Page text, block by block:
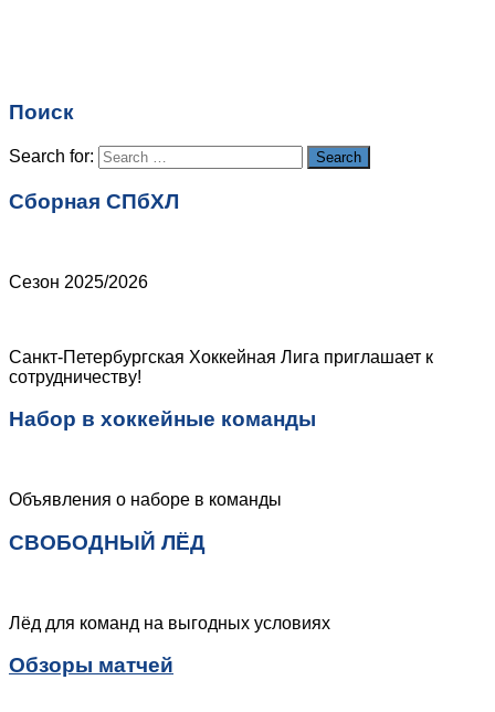
Поиск
Search for: Search
Сборная СПбХЛ
Сезон 2025/2026
Санкт-Петербургская Хоккейная Лига приглашает к
сотрудничеству!
Набор в хоккейные команды
Объявления о наборе в команды
СВОБОДНЫЙ ЛЁД
Лёд для команд на выгодных условиях
Обзоры матчей